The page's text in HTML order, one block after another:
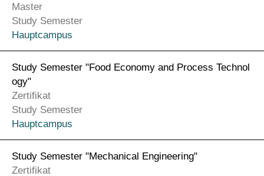
Master
Study Semester
Hauptcampus
Study Semester "Food Economy and Process Technol
ogy"
Zertifikat
Study Semester
Hauptcampus
Study Semester "Mechanical Engineering"
Zertifikat